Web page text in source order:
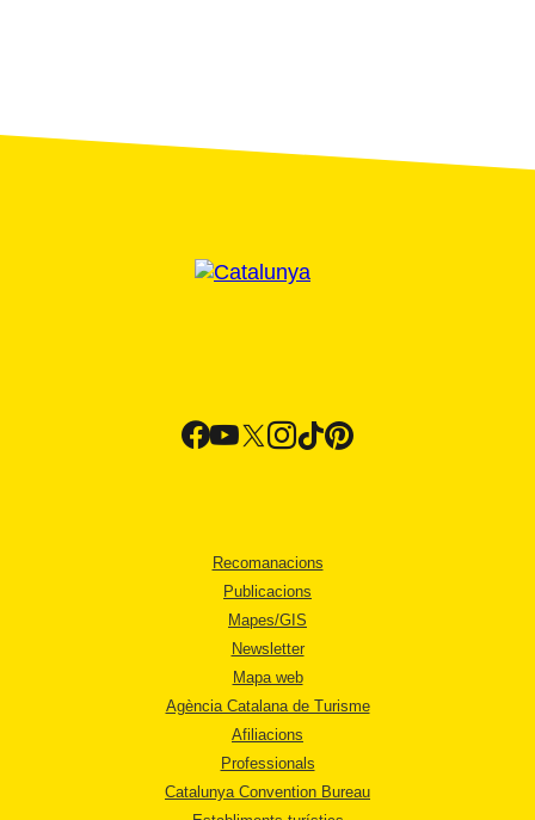
Recomanacions
Publicacions
Mapes/GIS
Newsletter
Mapa web
Agència Catalana de Turisme
Afiliacions
Professionals
Catalunya Convention Bureau